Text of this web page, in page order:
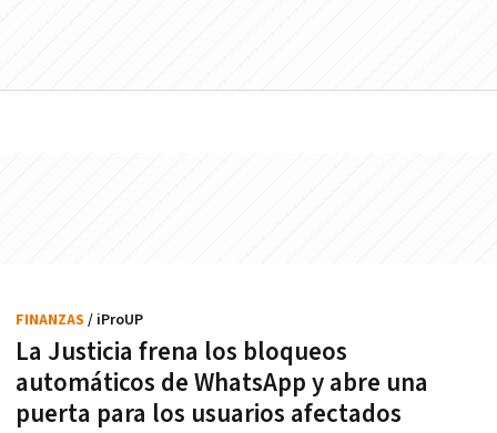
La Justicia frena los bloqueos
automáticos de WhatsApp y abre una
puerta para los usuarios afectados
FINANZAS / iProUP